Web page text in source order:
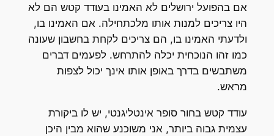
אם בהפועל ירושלים לא האמינו בעודד קטש הם לא
היו צריכים למנות אותו מלכתחילה. אם האמינו בו,
ולדעתי האמינו בו, הם צריכים לקחת בחשבון שעונה
כמו זהו הנוכחית יכלה להתרחש. לפעמים דברים
משתבשים בדרך באופן אותו אינך יכול לצפות
מראש.
עודד קטש בחור סופר אינטליגנטי, יש לו ביקורת
עצמית גבוה ביותר, אני משוכנע שהוא מבין היכן